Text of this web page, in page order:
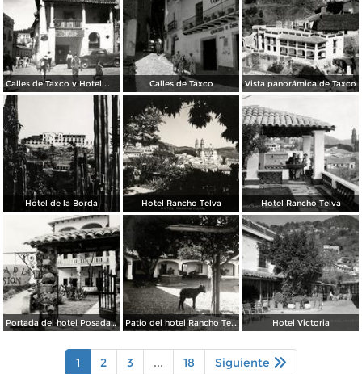
Calles de Taxco y Hotel Meléndez (izq.) Calles de Taxco Vista panorámica de Taxco
Hotel de la Borda Hotel Rancho Telva Hotel Rancho Telva
Portada del hotel Posada de la Misión Patio del hotel Rancho Telva Hotel Victoria
1 2 3 ... 18 Siguiente